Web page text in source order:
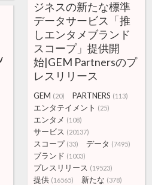
ジネスの新たな標準
データサービス「推
しエンタメブランド
スコープ」提供開
始|GEM Partnersのプ
レスリリース
GEM (20) PARTNERS (113)
エンタテイメント (25)
エンタメ (108)
サービス (20137)
スコープ (33) データ (7495)
ブランド (1003)
プレスリリース (19523)
提供 (16565) 新たな (378)